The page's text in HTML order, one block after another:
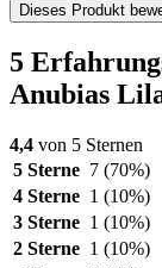
Dieses Produkt
5
Anubias
4,4 von 5 Sternen
5 Sterne 7 (70%)
4 Sterne 1 (10%)
3 Sterne 1 (10%)
2 Sterne 1 (10%)